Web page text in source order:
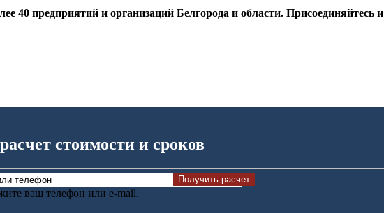
40 предприятий и организаций Белгорода и области. Присоединяйтесь и
стоимости и сроков
ваш телефон или e-mail.